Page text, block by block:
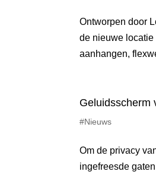
Ontworpen door
de nieuwe
aanhangen,
Geluidsscherm
#Nieuws
Om de privacy
ingefreesde